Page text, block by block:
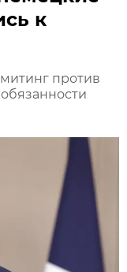
к
против